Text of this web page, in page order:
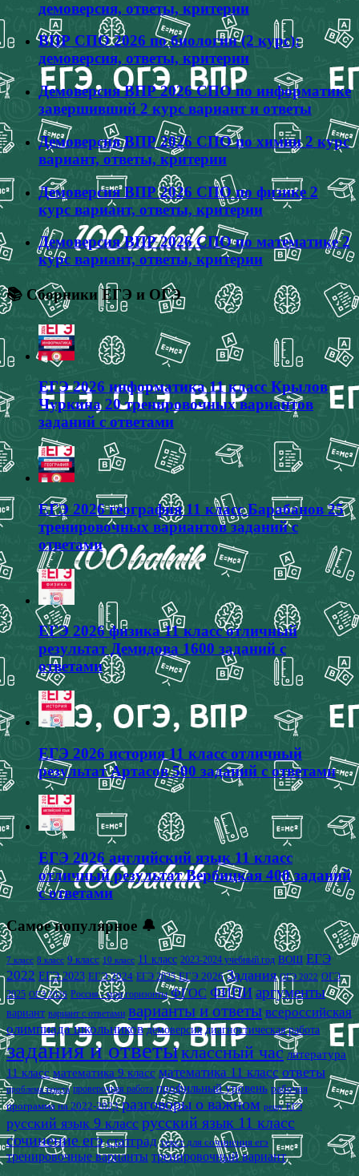
демоверсия, ответы, критерии
ВПР СПО 2026 по биологии (2 курс):
демоверсия, ответы, критерии
Демоверсия ВПР 2026 СПО по информатике
завершивший 2 курс вариант и ответы
Демоверсия ВПР 2026 СПО по химии 2 курс
вариант, ответы, критерии
Демоверсия ВПР 2026 СПО по физике 2
курс вариант, ответы, критерии
Демоверсия ВПР 2026 СПО по математике 2
курс вариант, ответы, критерии
📚 Сборники ЕГЭ и ОГЭ
ЕГЭ 2026 информатика 11 класс Крылов
Чуркина 20 тренировочных вариантов
заданий с ответами
ЕГЭ 2026 география 11 класс Барабанов 25
тренировочных вариантов заданий с
ответами
ЕГЭ 2026 физика 11 класс отличный
результат Демидова 1600 заданий с
ответами
ЕГЭ 2026 история 11 класс отличный
результат Артасов 500 заданий с ответами
ЕГЭ 2026 английский язык 11 класс
отличный результат Вербицкая 400 заданий
с ответами
Самое популярное 🔔
7 класс 8 класс 9 класс 10 класс 11 класс 2023-2024 учебный год ВОШ ЕГЭ
2022 ЕГЭ 2023 ЕГЭ 2024 ЕГЭ 2025 ЕГЭ 2026 Задания ОГЭ 2022 ОГЭ
2025 ОГЭ 2026 Россия - мои горизонты ФГОС ФИПИ аргументы
вариант вариант с ответами варианты и ответы всероссийская
олимпиада школьников демоверсия диагностическая работа
задания и ответыклассный час литература
11 класс математика 9 класс математика 11 класс ответы
проблема текста проверочная работа профильный уровень рабочая
программа на 2022-2023 разговоры о важном решу ЕГЭ
русский язык 9 класс русский язык 11 класс
сочинение егэ статград текст для сочинения егэ
тренировочные варианты тренировочный вариант